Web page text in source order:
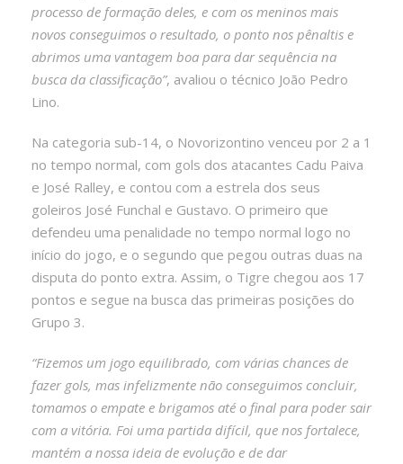
processo de formação deles, e com os meninos mais
novos conseguimos o resultado, o ponto nos pênaltis e
abrimos uma vantagem boa para dar sequência na
busca da classificação”, avaliou o técnico João Pedro
Lino.
Na categoria sub-14, o Novorizontino venceu por 2 a 1
no tempo normal, com gols dos atacantes Cadu Paiva
e José Ralley, e contou com a estrela dos seus
goleiros José Funchal e Gustavo. O primeiro que
defendeu uma penalidade no tempo normal logo no
início do jogo, e o segundo que pegou outras duas na
disputa do ponto extra. Assim, o Tigre chegou aos 17
pontos e segue na busca das primeiras posições do
Grupo 3.
“Fizemos um jogo equilibrado, com várias chances de
fazer gols, mas infelizmente não conseguimos concluir,
tomamos o empate e brigamos até o final para poder sair
com a vitória. Foi uma partida difícil, que nos fortalece,
mantém a nossa ideia de evolução e de dar